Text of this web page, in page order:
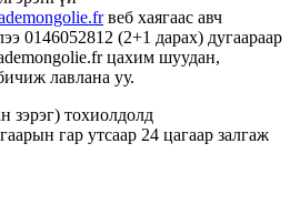
веб хаягаас авч
0146052812 (2+1 дарах) дугаараар
цахим шуудан,
лавлана уу.
зэрэг) тохиолдолд
гар утсаар 24 цагаар залгаж